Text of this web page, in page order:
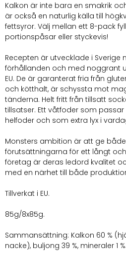
Kalkon är inte bara en smakrik
är också en naturlig källa till
fettsyror. Välj mellan ett 8-pack
portionspåsar eller styckevis!
Recepten är utvecklade i Sverige
förhållanden och med noggrant
EU. De är garanterat fria från
och kötthalt, är schyssta mot
tänderna. Helt fritt från tillsatt
tillsatser. Ett våtfoder som
helfoder och som extra lyx i
Monsters ambition är att ge
förutsättningarna för ett långt
företag är deras ledord kvalitet
med en närhet till både
Tillverkat i EU.
85g/8x85g.
Sammansättning: Kalkon 60 %
nacke), buljong 39 %, mineraler 1 %.